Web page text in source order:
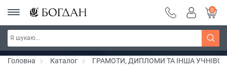
РОЗПРОДАЖ ~ 150 грн ~ 200 грн ~ 250 грн ~
300 грн ~ РОЗПРОДАЖ
Дізнатись більше
0
Головна Каталог ГРАМОТИ, ДИПЛОМИ ТА ІНША